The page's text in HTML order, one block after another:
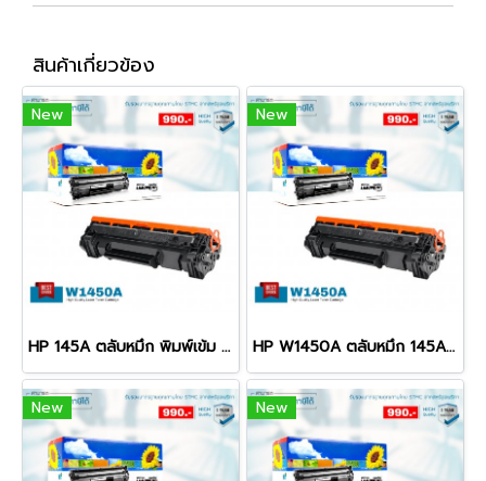
สินค้าเกี่ยวข้อง
New
HP 145A ตลับหมึก พิมพ์เข้ม คมชัด รับประกัน 100%
New
HP W1450A ตลับหมึก 145A พิมพ์เข้ม คมชัด รับประกัน 100%
New New